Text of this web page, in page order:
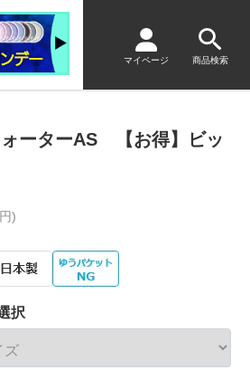
マイページ 商品検索
ーターAS 【お得】ビッ
)
択